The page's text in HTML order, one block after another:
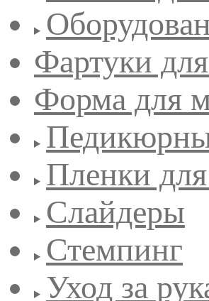
Фартуки
Форма для
Пленки
Слайдеры
Стемпинг
Уход за